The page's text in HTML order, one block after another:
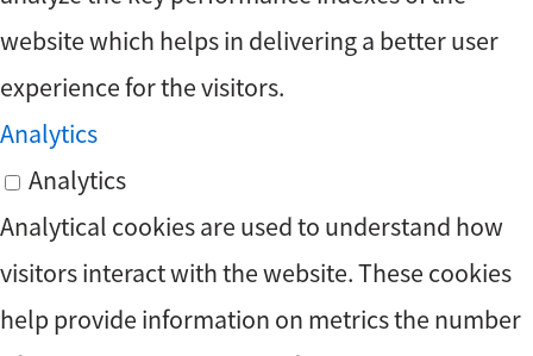
website which helps in delivering a better user
experience for the visitors.
Analytics
Analytics
Analytical cookies are used to understand how
visitors interact with the website. These cookies
help provide information on metrics the number